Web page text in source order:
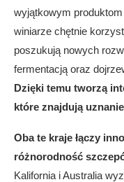
wyjątkowym
winiarze chętnie
poszukują nowych
fermentacją oraz
Dzięki temu tworzą
które znajdują
Oba te kraje łączy
różnorodność
Kalifornia i Australia